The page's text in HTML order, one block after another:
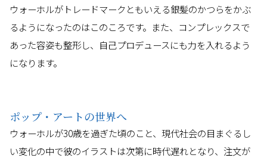
ウォーホルがトレードマークともいえる銀髪のかつらをかぶ
るようになったのはこのころです。また、コンプレックスで
あった容姿も整形し、自己プロデュースにも力を入れるよう
になります。
ポップ・アートの世界へ
ウォーホルが30歳を過ぎた頃のこと、現代社会の目まぐるし
い変化の中で彼のイラストは次第に時代遅れとなり、注文が